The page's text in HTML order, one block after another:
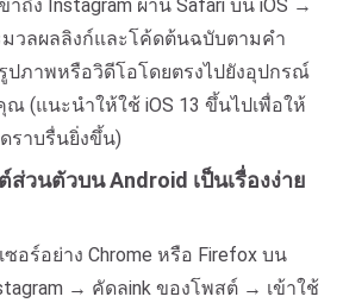
ถึง Instagram ผ่าน Safari บน iOS →
วลผลลิงก์และโค้ดต้นฉบับตามคำ
ภาพหรือวิดีโอโดยตรงไปยังอุปกรณ์
ณ (แนะนำให้ใช้ iOS 13 ขึ้นไปเพื่อให้
ราบรื่นยิ่งขึ้น)
วนตัวบน Android เป็นเรื่องง่าย
ซอร์อย่าง Chrome หรือ Firefox บน
→ คัดลink ของโพสต์ → เข้าใช้